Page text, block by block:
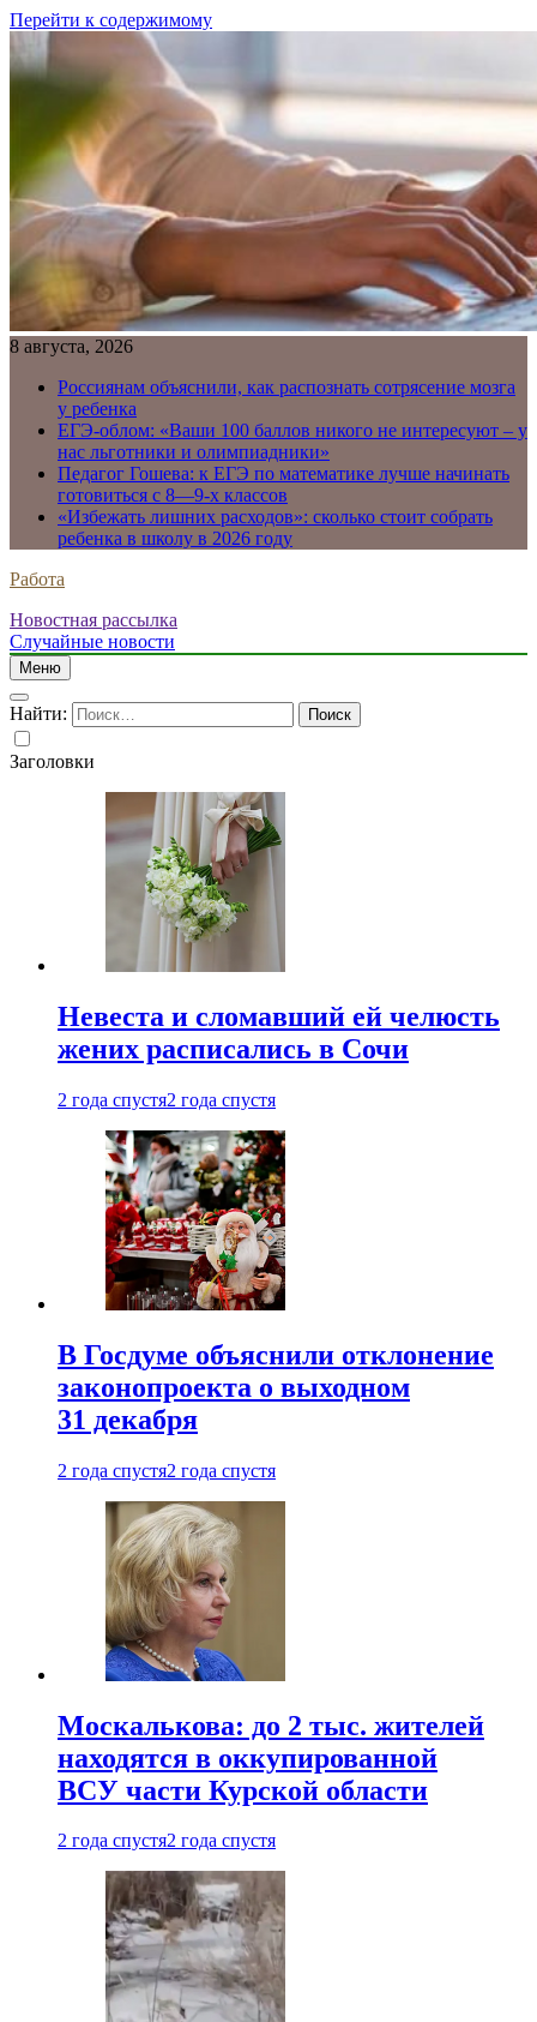
Перейти к содержимому
8 августа, 2026
Россиянам объяснили, как распознать сотрясение мозга
у ребенка
ЕГЭ-облом: «Ваши 100 баллов никого не интересуют – у
нас льготники и олимпиадники»
Педагог Гошева: к ЕГЭ по математике лучше начинать
готовиться с 8—9-х классов
«Избежать лишних расходов»: сколько стоит собрать
ребенка в школу в 2026 году
Работа
Новостная рассылка
Случайные новости
Меню
Найти:
Заголовки
Невеста и сломавший ей челюсть
жених расписались в Сочи
2 года спустя2 года спустя
В Госдуме объяснили отклонение
законопроекта о выходном
31 декабря
2 года спустя2 года спустя
Москалькова: до 2 тыс. жителей
находятся в оккупированной
ВСУ части Курской области
2 года спустя2 года спустя